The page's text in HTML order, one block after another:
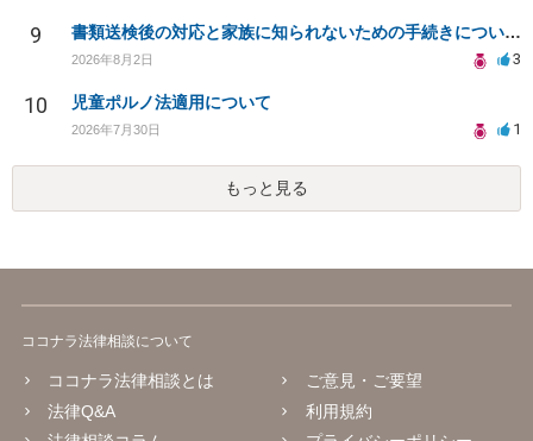
9 書類送検後の対応と家族に知られないための手続きについて相談
2026年8月2日 3
10 児童ポルノ法適用について
2026年7月30日 1
もっと見る
ココナラ法律相談について
ココナラ法律相談とは
法律Q&A
ご意見・ご要望
利用規約